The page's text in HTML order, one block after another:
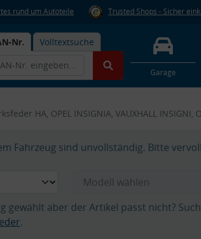
rund um Autoteile Trusted Shops - Sicher
Nr. Volltextsuche
Garage
HA, OPEL INSIGNIA, VAUXHALL INSIGNI,
Fahrzeug sind unvollständig. Bitte
gewählt aber der Artikel passt nicht?
.